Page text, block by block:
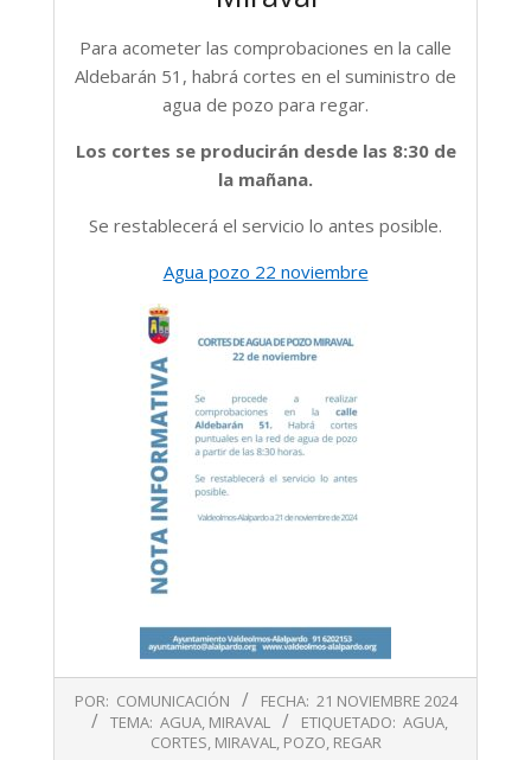
Para acometer las comprobaciones en la calle
Aldebarán 51, habrá cortes en el suministro de
agua de pozo para regar.
Los cortes se producirán desde las 8:30 de
la mañana.
Se restablecerá el servicio lo antes posible.
Agua pozo 22 noviembre
11-
POR: COMUNICACIÓN FECHA: 21 NOVIEMBRE 2024
TEMA: AGUA, MIRAVAL ETIQUETADO: AGUA,
CORTES, MIRAVAL, POZO, REGAR